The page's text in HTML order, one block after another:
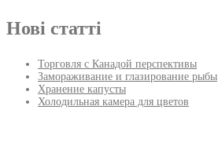
Нові статті
Торговля с Канадой перспективы
Замораживание и глазирование рыбы
Хранение капусты
Холодильная камера для цветов